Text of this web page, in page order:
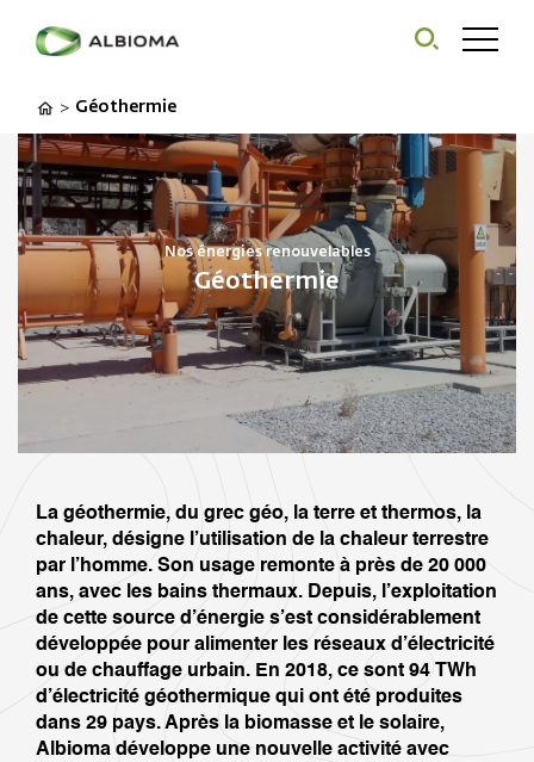
> Géothermie
Nos énergies renouvelables
Géothermie
La géothermie, du grec géo, la terre et thermos, la
chaleur, désigne l’utilisation de la chaleur terrestre
par l’homme. Son usage remonte à près de 20 000
ans, avec les bains thermaux. Depuis, l’exploitation
de cette source d’énergie s’est considérablement
développée pour alimenter les réseaux d’électricité
ou de chauffage urbain. En 2018, ce sont 94 TWh
d’électricité géothermique qui ont été produites
dans 29 pays. Après la biomasse et le solaire,
Albioma développe une nouvelle activité avec